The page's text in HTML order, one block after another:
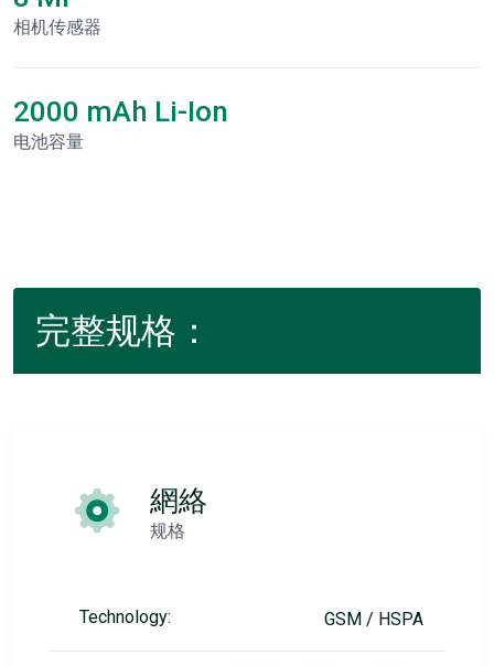
相机传感器
2000 mAh Li-Ion
电池容量
完整规格：
網絡
规格
Technology: GSM / HSPA